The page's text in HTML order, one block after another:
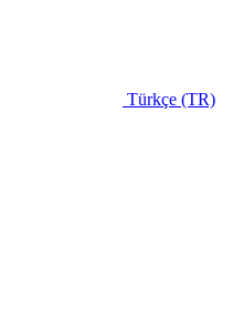
Türkçe (TR)